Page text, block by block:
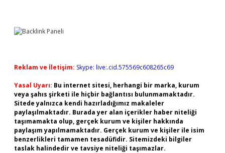
Reklam ve İletişim: Skype: live:.cid.575569c608265c69
Yasal Uyarı: Bu internet sitesi, herhangi bir marka, kurum
veya şahıs şirketi ile hiçbir bağlantısı bulunmamaktadır.
Sitede yalnızca kendi hazırladığımız makaleler
paylaşılmaktadır. Burada yer alan içerikler haber niteliği
taşımamakta olup, gerçek kurum ve kişiler hakkında
paylaşım yapılmamaktadır. Gerçek kurum ve kişiler ile isim
benzerlikleri tamamen tesadüfidir. Sitemizdeki bilgiler
taslak halindedir ve tavsiye niteliği taşımazlar.